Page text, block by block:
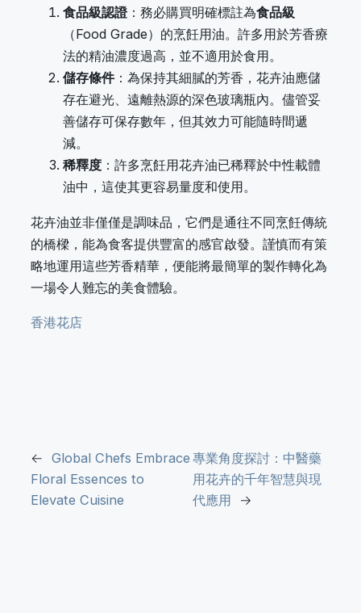
食品級認證：務必購買明確標註為食品級
（Food Grade）的烹飪用油。許多用於芳香療
法的精油濃度過高，並不適用於食用。
儲存條件：為保持其細膩的芳香，花卉油應儲
存在避光、遠離熱源的深色玻璃瓶內。儘管妥
善儲存可保存數年，但其效力可能隨時間遞
減。
稀釋度 ：許多烹飪用花卉油已稀釋於中性載體
油中，這使其更容易量度和使用。
花卉油並非僅僅是調味品，它們是通往不同烹飪傳統
的橋樑，能為食客提供豐富的感官啟發。謹慎而有策
略地運用這些芳香精華，便能將最簡單的製作轉化為
一場令人難忘的美食體驗。
香港花店
← Global Chefs Embrace
Floral Essences to
Elevate Cuisine
專業角度探討：中醫藥
用花卉的千年智慧與現
代應用
→